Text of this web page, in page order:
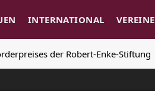
INTERNATIONAL VEREINE
der Robert-Enke-Stiftung